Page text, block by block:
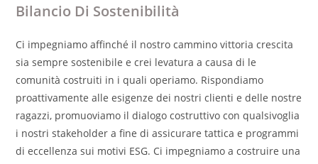
Bilancio Di Sostenibilità
Ci impegniamo affinché il nostro cammino vittoria crescita
sia sempre sostenibile e crei levatura a causa di le
comunità costruiti in i quali operiamo. Rispondiamo
proattivamente alle esigenze dei nostri clienti e delle nostre
ragazzi, promuoviamo il dialogo costruttivo con qualsivoglia
i nostri stakeholder a fine di assicurare tattica e programmi
di eccellenza sui motivi ESG. Ci impegniamo a costruire una